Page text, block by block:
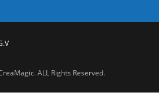
ALL Rights Reserved.